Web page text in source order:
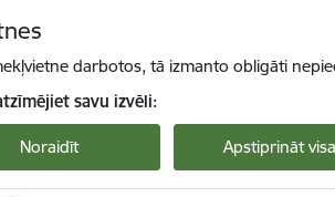
darbotos, tā izmanto obligāti
savu izvēli:
Noraidīt Apstiprināt